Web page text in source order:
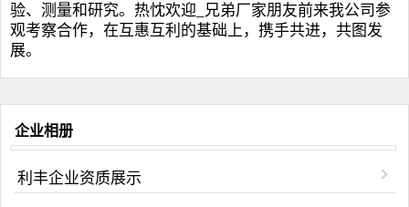
验、测量和研究。热忱欢迎_兄弟厂家朋友前来我公司参
观考察合作，在互惠互利的基础上，携手共进，共图发
展。
企业相册
利丰企业资质展示